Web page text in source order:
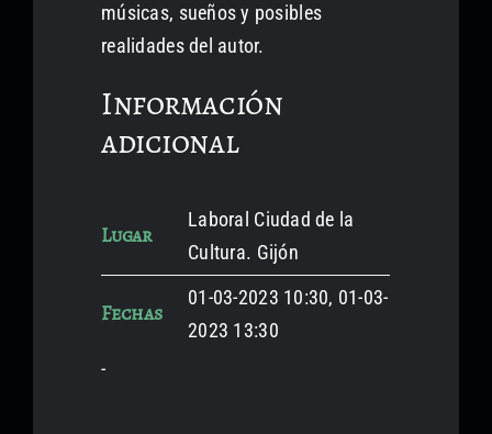
músicas, sueños y posibles
realidades del autor.
Información
adicional
Lugar
Laboral Ciudad de la
Cultura. Gijón
Fechas
01-03-2023 10:30, 01-03-
2023 13:30
-